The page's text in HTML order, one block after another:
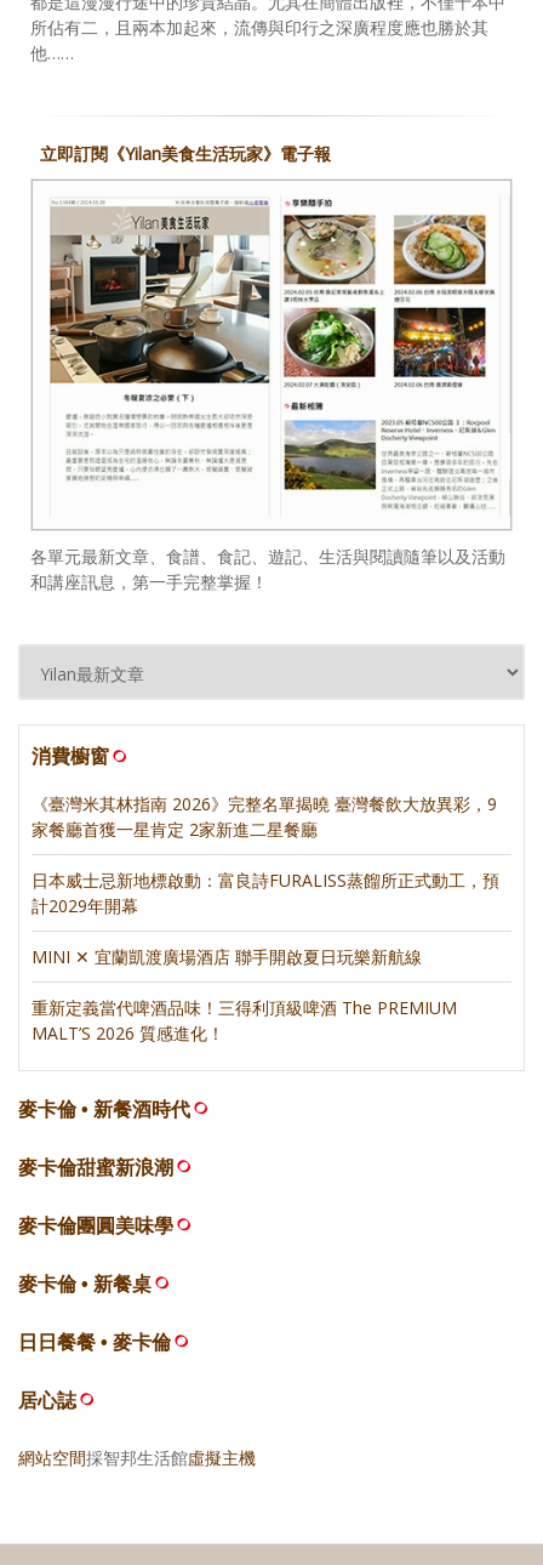
所佔有二，且兩本加起來，流傳與印行之深廣程度應也勝於其
他……
立即訂閱《Yilan美食生活玩家》電子報
各單元最新文章、食譜、食記、遊記、生活與閱讀隨筆以及活動
和講座訊息，第一手完整掌握！
消費櫥窗
《臺灣米其林指南 2026》完整名單揭曉 臺灣餐飲大放異彩，9
家餐廳首獲一星肯定 2家新進二星餐廳
日本威士忌新地標啟動：富良詩FURALISS蒸餾所正式動工，預
計2029年開幕
MINI ✕ 宜蘭凱渡廣場酒店 聯手開啟夏日玩樂新航線
重新定義當代啤酒品味！三得利頂級啤酒 The PREMIUM
MALT’S 2026 質感進化！
麥卡倫 • 新餐酒時代
麥卡倫甜蜜新浪潮
麥卡倫團圓美味學
麥卡倫 • 新餐桌
日日餐餐 • 麥卡倫
居心誌
網站空間採智邦生活館虛擬主機